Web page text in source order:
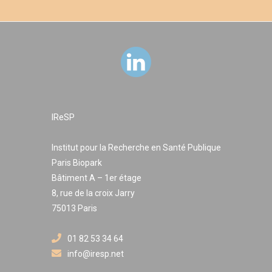
ayant provoqué l’arrêt des recherches médicales dans le
(2) d’optimiser l’implémentation de cette thérapeutique
dans le système de soins et (4) d’accroître le partage
interdisciplinaire de connaissances.
IReSP
Institut pour la Recherche en Santé Publique
Paris Biopark
Bâtiment A – 1er étage
8, rue de la croix Jarry
75013 Paris
01 82 53 34 64
info@iresp.net